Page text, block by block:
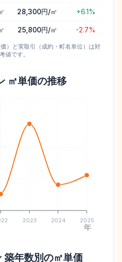
28,300円/㎡ +6.1%
25,800円/㎡ -2.7%
）と実取引（成約・町名単位）は対
値です。
㎡単価の推移
2023 2024 2025
年
築年数別の㎡単価